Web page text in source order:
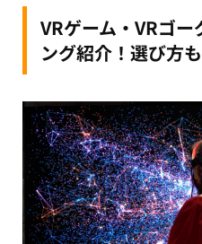
VRゲーム・VRゴ
ング紹介！選び方